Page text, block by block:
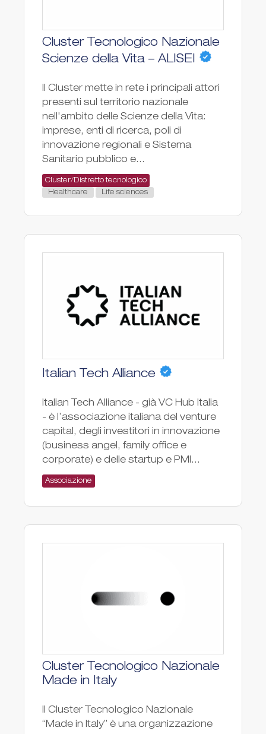
Cluster Tecnologico Nazionale
Scienze della Vita – ALISEI
Il Cluster mette in rete i principali attori
presenti sul territorio nazionale
nell'ambito delle Scienze della Vita:
imprese, enti di ricerca, poli di
innovazione regionali e Sistema
Sanitario pubblico e...
Cluster/Distretto tecnologico
Healthcare
Life sciences
Italian Tech Alliance
Italian Tech Alliance - già VC Hub Italia
- è l’associazione italiana del venture
capital, degli investitori in innovazione
(business angel, family office e
corporate) e delle startup e PMI...
Associazione
Cluster Tecnologico Nazionale
Made in Italy
Il Cluster Tecnologico Nazionale
“Made in Italy” è una organizzazione